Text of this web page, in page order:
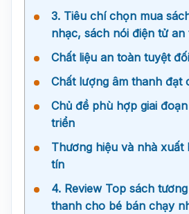
3. Tiêu chí chọn mua
nhạc, sách nói điện tử an
Chất liệu an toàn tuyệt đối
Chất lượng âm thanh đạt
Chủ đề phù hợp giai
triển
Thương hiệu và nhà xuất
tín
4. Review Top sách
thanh cho bé bán chạy